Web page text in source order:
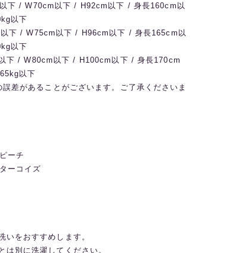
下 / W70cm以下 / H92cm以下 / 身長160cm以
以下
下 / W75cm以下 / H96cm以下 / 身長165cm以
以下
下 / W80cm以下 / H100cm以下 / 身長170cm
以下
差があることがございます。ご了承くださいま
ーチ
ーコイズ
いをおすすめします。
は別に洗濯してください。